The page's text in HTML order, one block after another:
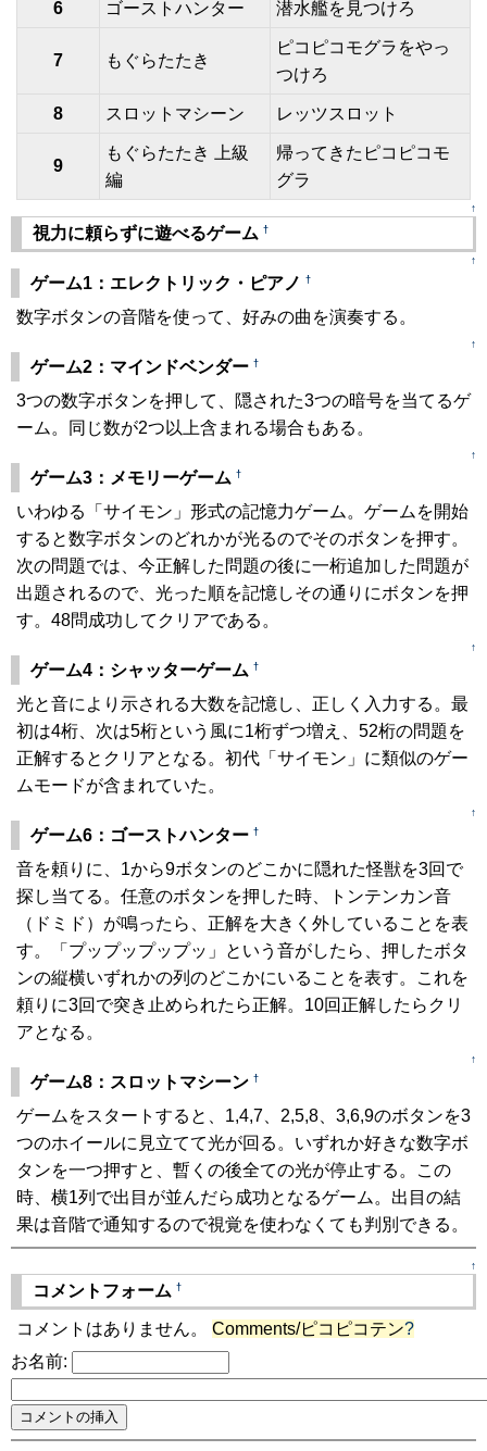
6 ゴーストハンター 潜水艦を見つけろ
7 もぐらたたき
ピコピコモグラをやっ
つけろ
8 スロットマシーン レッツスロット
9
もぐらたたき 上級
編
帰ってきたピコピコモ
グラ
↑
視力に頼らずに遊べるゲーム †
↑
ゲーム1：エレクトリック・ピアノ †
数字ボタンの音階を使って、好みの曲を演奏する。
↑
ゲーム2：マインドベンダー †
3つの数字ボタンを押して、隠された3つの暗号を当てるゲ
ーム。同じ数が2つ以上含まれる場合もある。
↑
ゲーム3：メモリーゲーム †
いわゆる「サイモン」形式の記憶力ゲーム。ゲームを開始
すると数字ボタンのどれかが光るのでそのボタンを押す。
次の問題では、今正解した問題の後に一桁追加した問題が
出題されるので、光った順を記憶しその通りにボタンを押
す。48問成功してクリアである。
↑
ゲーム4：シャッターゲーム †
光と音により示される大数を記憶し、正しく入力する。最
初は4桁、次は5桁という風に1桁ずつ増え、52桁の問題を
正解するとクリアとなる。初代「サイモン」に類似のゲー
ムモードが含まれていた。
↑
ゲーム6：ゴーストハンター †
音を頼りに、1から9ボタンのどこかに隠れた怪獣を3回で
探し当てる。任意のボタンを押した時、トンテンカン音
（ドミド）が鳴ったら、正解を大きく外していることを表
す。「プップップップッ」という音がしたら、押したボタ
ンの縦横いずれかの列のどこかにいることを表す。これを
頼りに3回で突き止められたら正解。10回正解したらクリ
アとなる。
↑
ゲーム8：スロットマシーン †
ゲームをスタートすると、1,4,7、2,5,8、3,6,9のボタンを3
つのホイールに見立てて光が回る。いずれか好きな数字ボ
タンを一つ押すと、暫くの後全ての光が停止する。この
時、横1列で出目が並んだら成功となるゲーム。出目の結
果は音階で通知するので視覚を使わなくても判別できる。
↑
コメントフォーム †
コメントはありません。 Comments/ピコピコテン?
お名前: